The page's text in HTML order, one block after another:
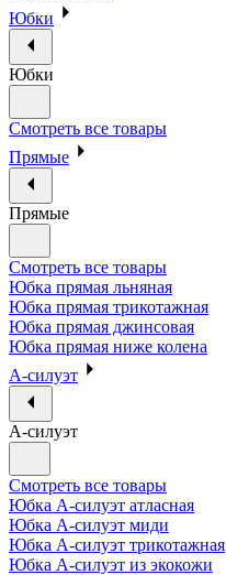
Юбки
Юбки
Смотреть все товары
Прямые
Прямые
Смотреть все товары
Юбка прямая льняная
Юбка прямая трикотажная
Юбка прямая джинсовая
Юбка прямая ниже колена
А-силуэт
А-силуэт
Смотреть все товары
Юбка А-силуэт атласная
Юбка А-силуэт миди
Юбка А-силуэт трикотажная
Юбка А-силуэт из экокожи